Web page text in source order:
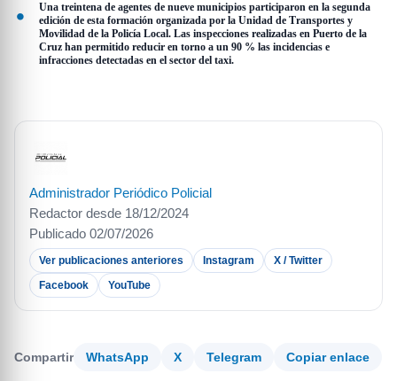
Una treintena de agentes de nueve municipios participaron en la segunda
edición de esta formación organizada por la Unidad de Transportes y
Movilidad de la Policía Local. Las inspecciones realizadas en Puerto de la
Cruz han permitido reducir en torno a un 90 % las incidencias e
infracciones detectadas en el sector del taxi.
Administrador Periódico Policial
Redactor desde 18/12/2024
Publicado 02/07/2026
Ver publicaciones anteriores Instagram
X / Twitter
Facebook
YouTube
Compartir WhatsApp X Telegram Copiar enlace